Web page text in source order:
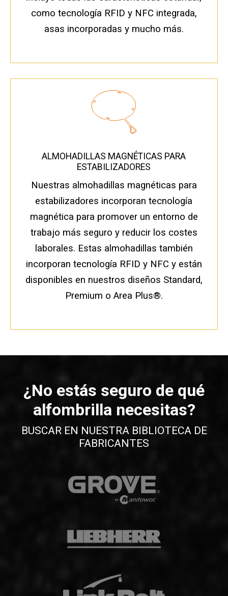
como tecnología RFID y NFC integrada,
asas incorporadas y mucho más.
ALMOHADILLAS MAGNÉTICAS PARA
ESTABILIZADORES
Nuestras almohadillas magnéticas para
estabilizadores incorporan tecnología
magnética para promover un entorno de
trabajo más seguro y reducir los costes
laborales. Estas almohadillas también
incorporan tecnología RFID y NFC y están
disponibles en nuestros diseños Standard,
Premium o Area Plus®.
¿No estás seguro de qué
alfombrilla necesitas?
BUSCAR EN NUESTRA BIBLIOTECA DE
FABRICANTES